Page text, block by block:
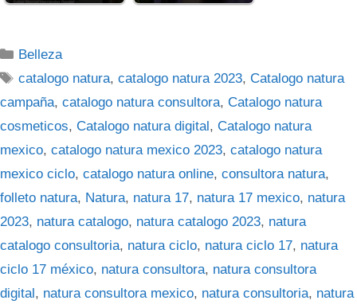
Categorías
Belleza
Etiquetas
catalogo natura,catalogo natura 2023,Catalogo natura
campaña, catalogo natura consultora, Catalogo natura
cosmeticos, Catalogo natura digital, Catalogo natura
mexico, catalogo natura mexico 2023, catalogo natura
mexico ciclo, catalogo natura online, consultora natura,
folleto natura, Natura, natura 17, natura 17 mexico, natura
2023, natura catalogo, natura catalogo 2023, natura
catalogo consultoria, natura ciclo, natura ciclo 17, natura
ciclo 17 méxico, natura consultora, natura consultora
digital, natura consultora mexico, natura consultoria, natura